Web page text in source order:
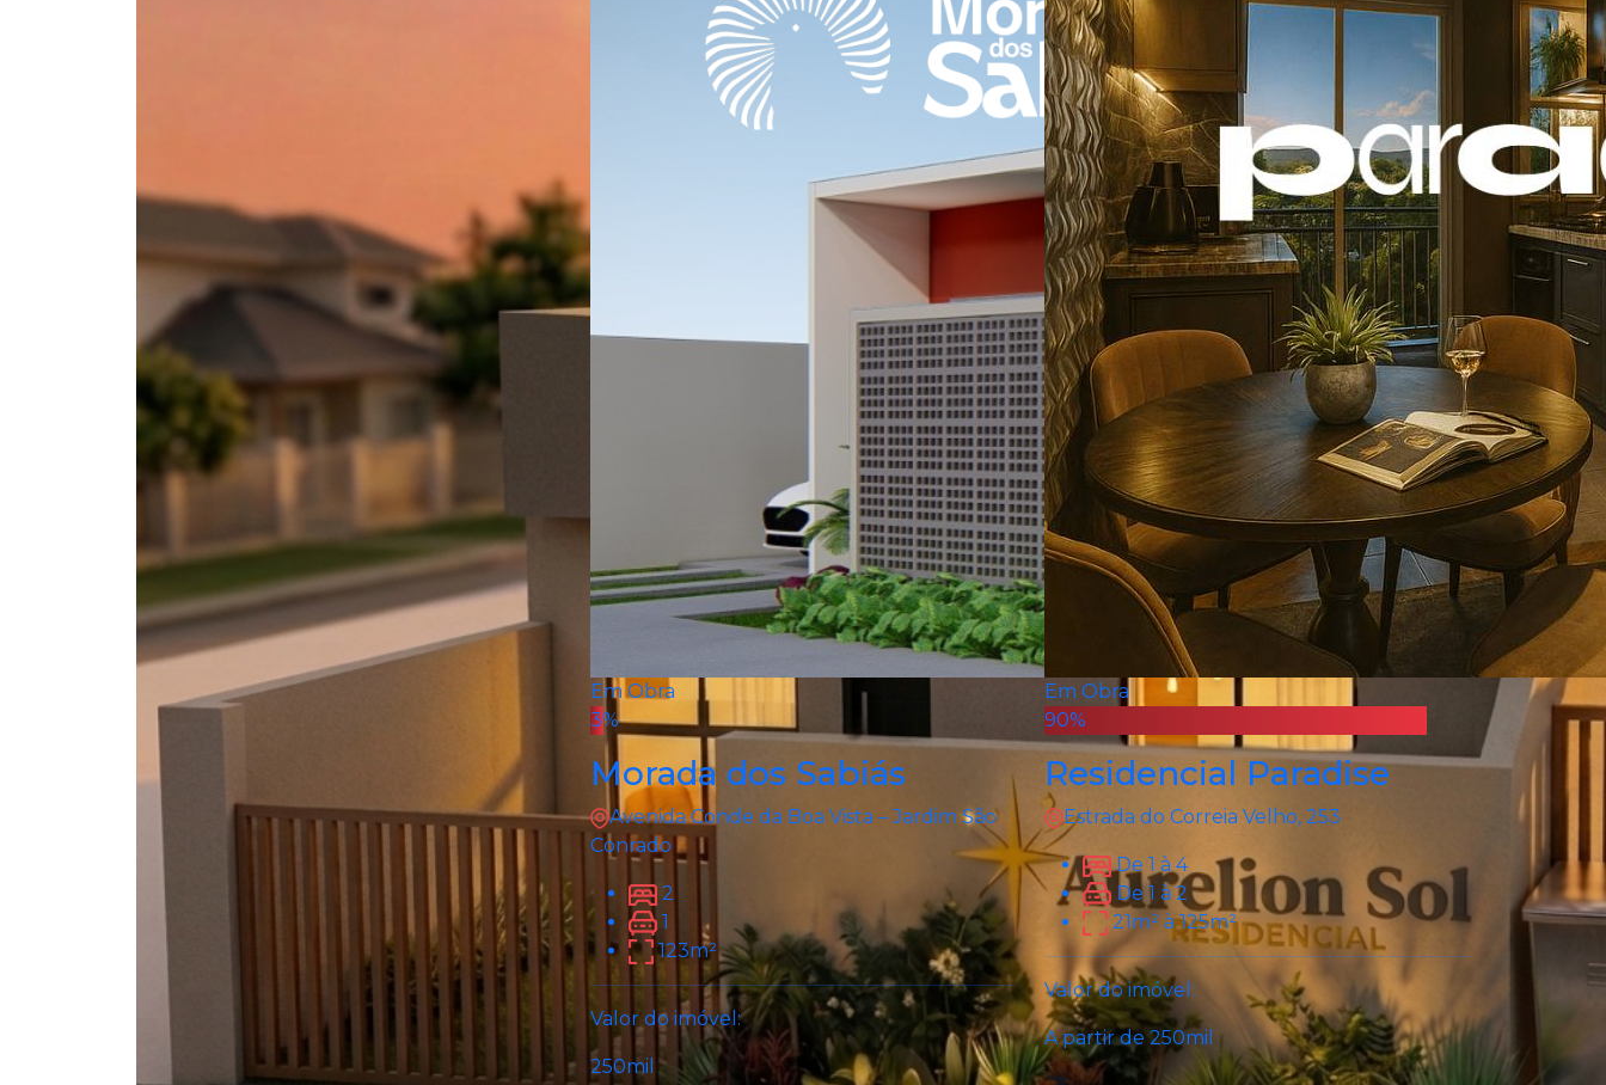
Em Obra
3%
Morada dos Sabiás
Avenida Conde da Boa Vista – Jardim São
Conrado
2
1
123m²
Valor do imóvel:
250mil
Em Obra
90%
Residencial Paradise
Estrada do Correia Velho, 253
De 1 à 4
De 1 à 2
21m² à 125m²
Valor do imóvel:
A partir de 250mil